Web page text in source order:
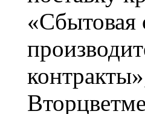
«Cбытовая